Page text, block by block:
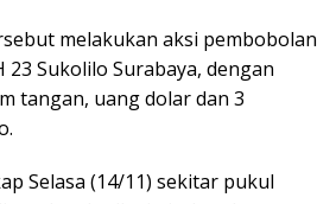
melakukan aksi pembobolan
23 Sukolilo Surabaya, dengan
tangan, uang dolar dan 3
Selasa (14/11) sekitar pukul